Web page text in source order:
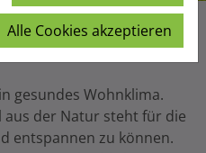
gesundes Wohnklima.
aus der Natur steht für die
entspannen zu können.
Alle Cookies akzeptieren